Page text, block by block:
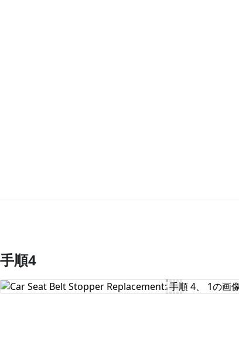
コメントを追加
手順4